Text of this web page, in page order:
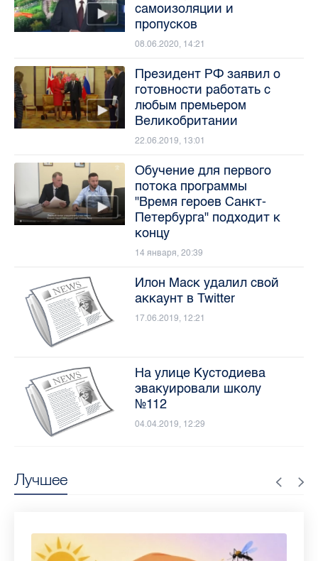
Лучшее
самоизоляции и
пропусков
08.06.2020, 14:21
Президент РФ заявил о
готовности работать с
любым премьером
Великобритании
22.06.2019, 13:01
Обучение для первого
потока программы
"Время героев Санкт-
Петербурга" подходит к
концу
14 января, 20:39
Илон Маск удалил свой
аккаунт в Twitter
17.06.2019, 12:21
На улице Кустодиева
эвакуировали школу
№112
04.04.2019, 12:29